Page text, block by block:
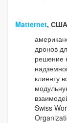
Matternet, США
дронов
решение
клиенту
Swiss